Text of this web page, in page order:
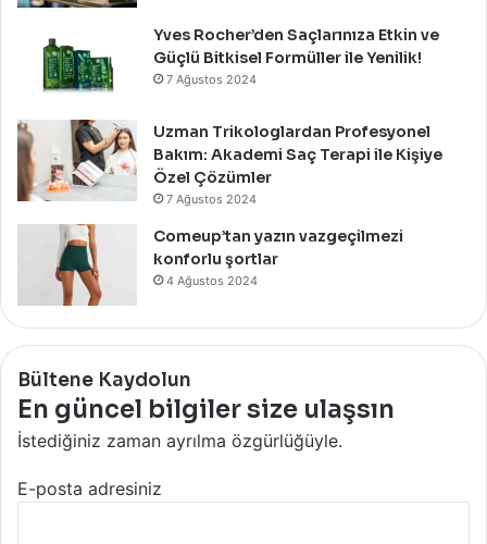
Yves Rocher’den Saçlarınıza Etkin ve
Güçlü Bitkisel Formüller ile Yenilik!
7 Ağustos 2024
Uzman Trikologlardan Profesyonel
Bakım: Akademi Saç Terapi ile Kişiye
Özel Çözümler
7 Ağustos 2024
Comeup’tan yazın vazgeçilmezi
konforlu şortlar
4 Ağustos 2024
Bültene Kaydolun
En güncel bilgiler size ulaşsın
İstediğiniz zaman ayrılma özgürlüğüyle.
E-posta adresiniz